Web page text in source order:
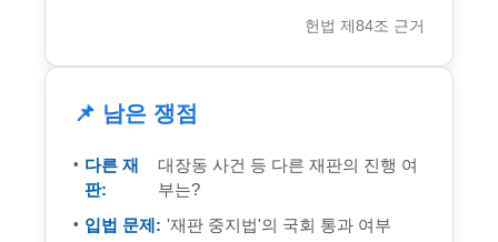
헌법 제84조 근거
📌 남은 쟁점
다른 재
판:
대장동 사건 등 다른 재판의 진행 여
부는?
입법 문제: '재판 중지법'의 국회 통과 여부